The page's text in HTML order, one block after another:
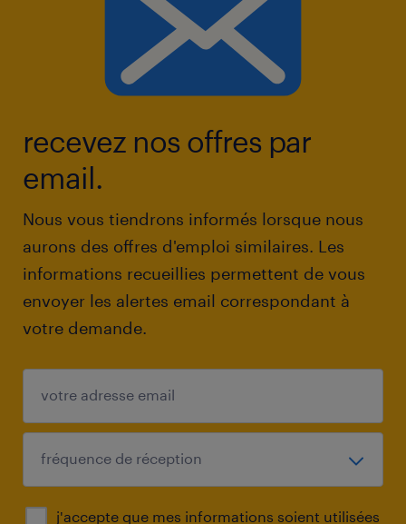
recevez nos offres par
email.
Nous vous tiendrons informés lorsque nous
aurons des offres d'emploi similaires. Les
informations recueillies permettent de vous
envoyer les alertes email correspondant à
votre demande.
j'accepte que mes informations soient utilisées